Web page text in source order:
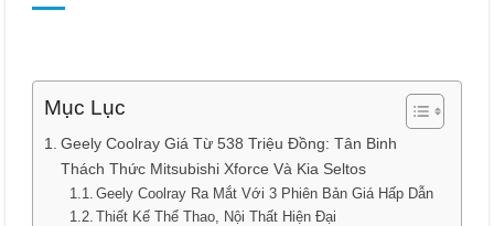
Mục Lục
Geely Coolray Giá Từ 538 Triệu Đồng: Tân Binh
Thách Thức Mitsubishi Xforce Và Kia Seltos
Geely Coolray Ra Mắt Với 3 Phiên Bản Giá Hấp Dẫn
Thiết Kế Thể Thao, Nội Thất Hiện Đại